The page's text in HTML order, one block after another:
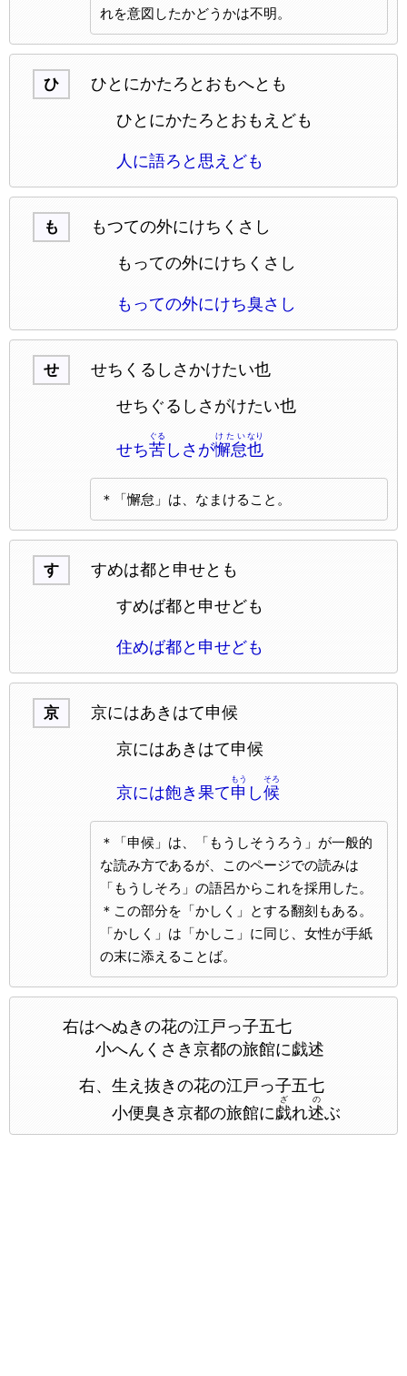
れを意図したかどうかは不明。
ひ
ひとにかたろとおもへとも
ひとにかたろとおもえども
人に語ろと思えども
も
もつての外にけちくさし
もっての外にけちくさし
もっての外にけち臭さし
せ
せちくるしさかけたい也
せちぐるしさがけたい也
せち苦
ぐる
しさが懈怠
けたい
也
なり
＊「懈怠」は、なまけること。
す
すめは都と申せとも
すめば都と申せども
住めば都と申せども
京
京にはあきはて申候
京にはあきはて申候
京には飽き果て申
もう
し候
そろ
＊「申候」は、「もうしそうろう」が一般的
な読み方であるが、このページでの読みは
「もうしそろ」の語呂からこれを採用した。
＊この部分を「かしく」とする翻刻もある。
「かしく」は「かしこ」に同じ、女性が手紙
の末に添えることば。
右はへぬきの花の江戸っ子五七
小へんくさき京都の旅館に戯述
右、生え抜きの花の江戸っ子五七
小便臭き京都の旅館に戯
ざ
れ述
の
ぶ